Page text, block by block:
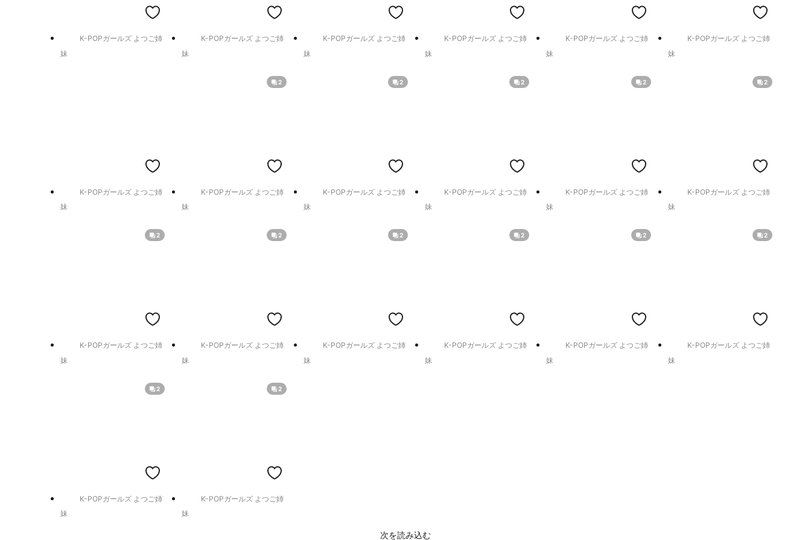
K-POPガールズ よつご姉
妹
K-POPガールズ よつご姉
妹
K-POPガールズ よつご姉
妹
K-POPガールズ よつご姉
妹
K-POPガールズ よつご姉
妹
K-POPガールズ よつご姉
妹
K-POPガールズ よつご姉
妹
2
K-POPガールズ よつご姉
妹
2
K-POPガールズ よつご姉
妹
2
K-POPガールズ よつご姉
妹
2
K-POPガールズ よつご姉
妹
2
K-POPガールズ よつご姉
妹
2
K-POPガールズ よつご姉
妹
2
K-POPガールズ よつご姉
妹
2
K-POPガールズ よつご姉
妹
2
K-POPガールズ よつご姉
妹
2
K-POPガールズ よつご姉
妹
2
K-POPガールズ よつご姉
妹
2
K-POPガールズ よつご姉
妹
2
K-POPガールズ よつご姉
妹
次を読み込む